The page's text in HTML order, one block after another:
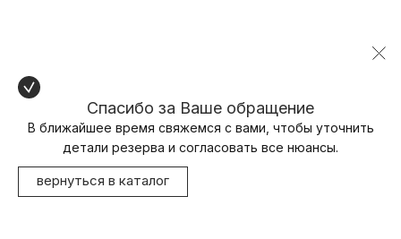
Спасибо за Ваше обращение
В ближайшее время свяжемся с вами, чтобы уточнить
детали резерва и согласовать все нюансы.
вернуться в каталог